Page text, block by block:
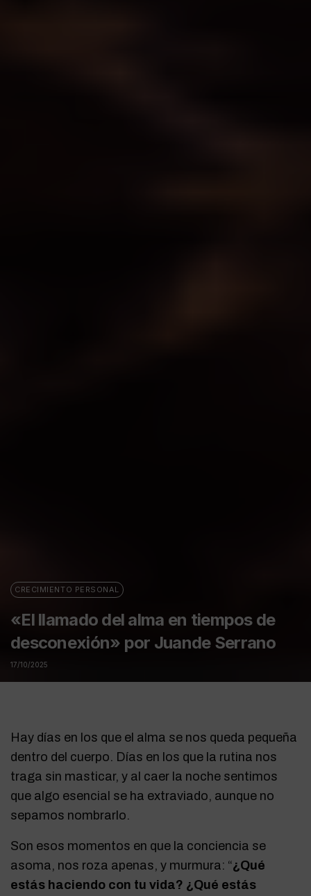
CRECIMIENTO PERSONAL
«El llamado del alma en tiempos de
desconexión» por Juande Serrano
17/10/2025
Hay días en los que el alma se nos queda pequeña
dentro del cuerpo. Días en los que la rutina nos
traga sin masticar, y al caer la noche sentimos
que algo esencial se ha extraviado, aunque no
sepamos nombrarlo.
Son esos momentos en que la conciencia se
asoma, nos roza apenas, y murmura: “¿Qué
estás haciendo con tu vida? ¿Qué estás